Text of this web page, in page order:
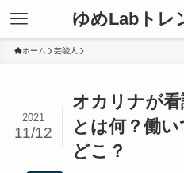
ゆめLabトレ
ホーム 芸能人
オカリナが
とは何？働
どこ？
2021
11/12